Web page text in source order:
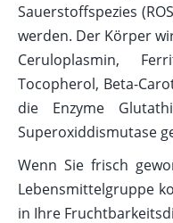
Sauerstoffspezies
werden. Der Körper
Ceruloplasmin,
Tocopherol, Beta-
die Enzyme
Superoxiddismutase
Wenn Sie frisch
Lebensmittelgruppe
in Ihre